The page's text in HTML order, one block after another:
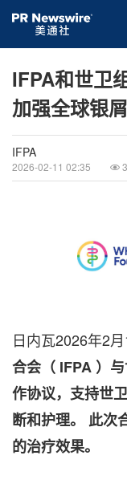
IFPA和世卫
加强全球银
IFPA
2026-02-11 02:35
日内瓦2026年2
合会（ IFPA ）
作协议，支持世
断和护理。 此次
的治疗效果。